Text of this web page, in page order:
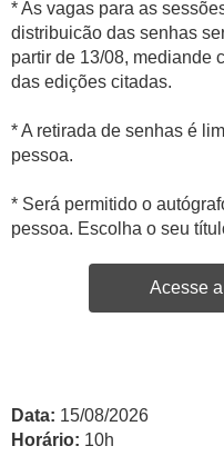
* As vagas para as
distribuicão das senhas
partir de 13/08, mediande
das edições citadas.
* A retirada de senhas é
pessoa.
* Será permitido o
pessoa. Escolha o seu
Acesse
Data: 15/08/2026
Horário: 10h